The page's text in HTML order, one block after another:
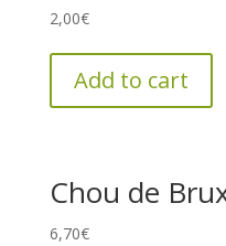
2,00€
Add to cart
Chou de
6,70€